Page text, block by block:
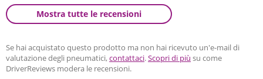
Mostra tutte le recensioni
Se hai acquistato questo prodotto ma non hai ricevuto un'e-mail di
valutazione degli pneumatici,contattaci.Scopri di più su come
DriverReviews modera le recensioni.